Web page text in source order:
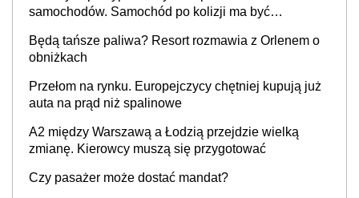
samochodów. Samochód po kolizji ma być
producenta
Będą tańsze paliwa? Resort rozmawia z Orlenem o
obniżkach
Przełom na rynku. Europejczycy chętniej kupują już
auta na prąd niż spalinowe
A2 między Warszawą a Łodzią przejdzie wielką
zmianę. Kierowcy muszą się przygotować
Czy pasażer może dostać mandat?